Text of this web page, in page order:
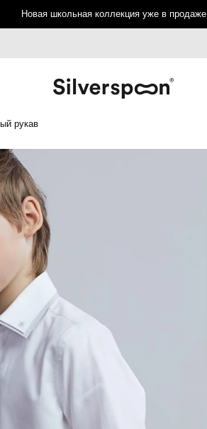
Новая школьная коллекция уже в продаже
рукав